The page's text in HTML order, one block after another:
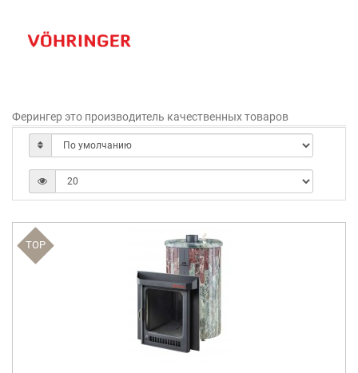
Ферингер это производитель качественных товаров
TOP